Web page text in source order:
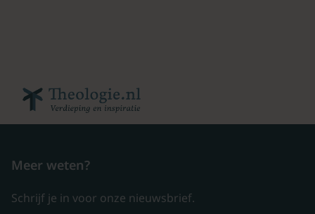
Meer weten?
Schrijf je in voor onze nieuwsbrief.